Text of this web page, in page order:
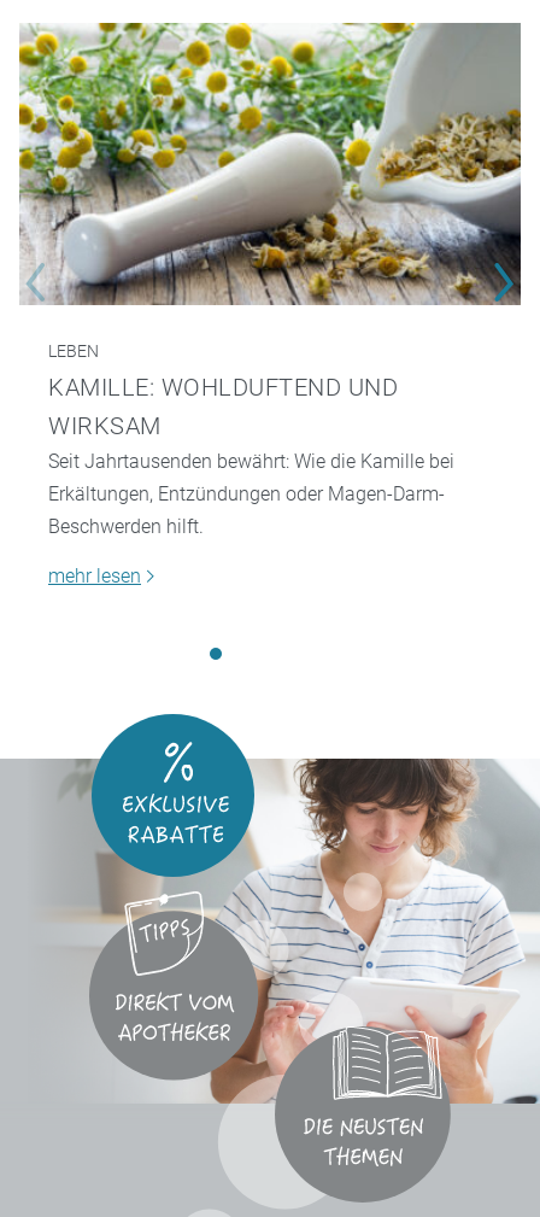
LEBEN
KAMILLE: WOHLDUFTEND UND
WIRKSAM
Seit Jahrtausenden bewährt: Wie die Kamille bei
Erkältungen, Entzündungen oder Magen-Darm-
Beschwerden hilft.
mehr lesen